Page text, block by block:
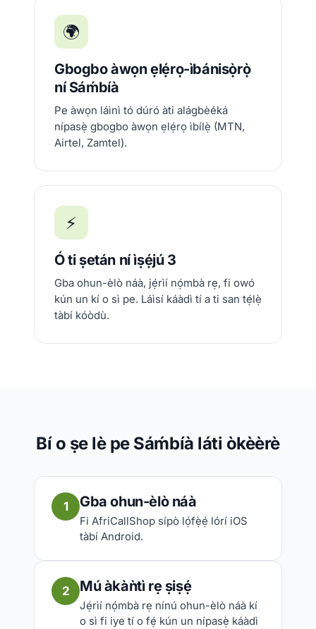
🌍
Gbogbo àwọn ẹlẹ́rọ-ìbánisọ̀rọ̀
ní Sáḿbíà
Pe àwọn láìnì tó dúró àti alágbèéká
nípasẹ̀ gbogbo àwọn ẹlẹ́rọ ìbílẹ̀ (MTN,
Airtel, Zamtel).
⚡
Ó ti ṣetán ní ìṣẹ́jú 3
Gba ohun-èlò náà, jẹ́rìí nọ́mbà rẹ, fi owó
kún un kí o sì pe. Láìsí káàdì tí a ti san tẹ́lẹ̀
tàbí kóòdù.
Bí o ṣe lè pe Sáḿbíà láti òkèèrè
1 Gba ohun-èlò náà
Fi AfriCallShop sípò lọ́fẹ̀ẹ́ lórí iOS
tàbí Android.
2 Mú àkàǹtì rẹ ṣiṣẹ́
Jẹ́rìí nọ́mbà rẹ nínú ohun-èlò náà kí
o sì fi iye tí o fẹ́ kún un nípasẹ̀ káàdì